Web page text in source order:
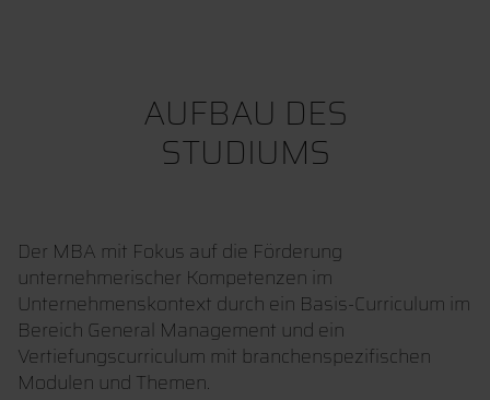
AUFBAU DES
STUDIUMS
Der MBA mit Fokus auf die Förderung
unternehmerischer Kompetenzen im
Unternehmenskontext durch ein Basis-Curriculum im
Bereich General Management und ein
Vertiefungscurriculum mit branchenspezifischen
Modulen und Themen.